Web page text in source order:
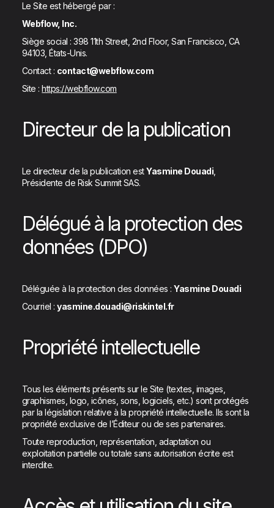
Le Site est hébergé par :
Webflow, Inc.
Siège social : 398 11th Street, 2nd Floor, San Francisco, CA
94103, États-Unis.
Contact : contact@webflow.com
Site :https://webflow.com
Directeur de la publication
Le directeur de la publication estYasmine Douadi
Présidente de Risk Summit SAS.
Délégué à la protection des
données (DPO)
Déléguée à la protection des données :Yasmine Douadi
Courriel :yasmine.douadi@riskintel.fr
Propriété intellectuelle
Tous les éléments présents sur le Site (textes, images,
graphismes, logo, icônes, sons, logiciels, etc.) sont protégés
par la législation relative à la propriété intellectuelle. Ils sont la
propriété exclusive de l’Éditeur ou de ses partenaires.
Toute reproduction, représentation, adaptation ou
exploitation partielle ou totale sans autorisation écrite est
interdite.